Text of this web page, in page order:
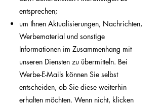
entsprechen;
um Ihnen Aktualisierungen, Nachrichten,
Werbematerial und sonstige
Informationen im Zusammenhang mit
unseren Diensten zu übermitteln. Bei
Werbe-E-Mails können Sie selbst
entscheiden, ob Sie diese weiterhin
erhalten möchten. Wenn nicht, klicken